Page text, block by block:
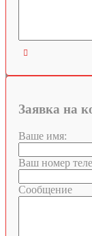

Заявка на
Ваше имя:
Ваш номер
Сообщение